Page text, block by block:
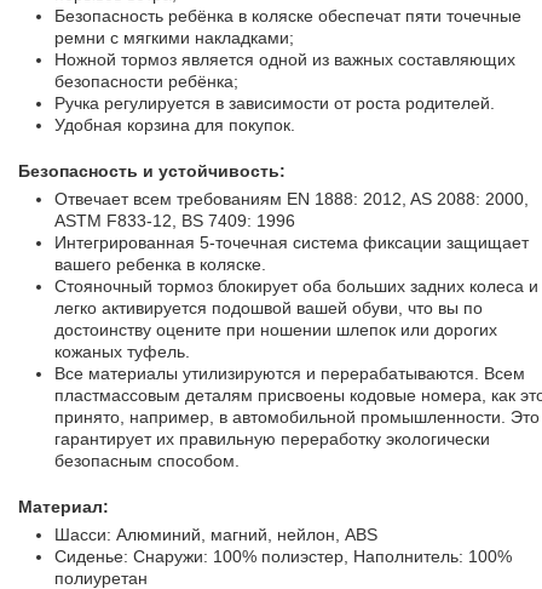
Безопасность ребёнка в коляске обеспечат пяти точечные
ремни с мягкими накладками;
Ножной тормоз является одной из важных составляющих
безопасности ребёнка;
Ручка регулируется в зависимости от роста родителей.
Удобная корзина для покупок.
Безопасность и устойчивость:
Отвечает всем требованиям EN 1888: 2012, AS 2088: 2000,
ASTM F833-12, BS 7409: 1996
Интегрированная 5-точечная система фиксации защищает
вашего ребенка в коляске.
Стояночный тормоз блокирует оба больших задних колеса и
легко активируется подошвой вашей обуви, что вы по
достоинству оцените при ношении шлепок или дорогих
кожаных туфель.
Все материалы утилизируются и перерабатываются. Всем
пластмассовым деталям присвоены кодовые номера, как
принято, например, в автомобильной промышленности. Это
гарантирует их правильную переработку экологически
безопасным способом.
Материал:
Шасси: Алюминий, магний, нейлон, ABS
Сиденье: Снаружи: 100% полиэстер, Наполнитель: 100%
полиуретан